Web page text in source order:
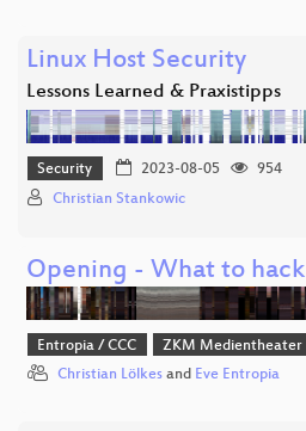
Linux Host Security
Lessons Learned & Praxistipps
Security 2023-08-05
954
Christian Stankowic
Opening - What to hack
Entropia / CCC ZKM Medientheater
Christian Lölkes and Eve Entropia